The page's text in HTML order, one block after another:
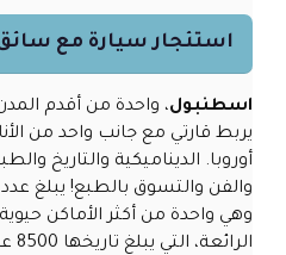
استئجار سيارة مع
اسطنبول، واحدة من أقدم
يربط قارتي مع جانب واحد من
أوروبا. الديناميكية والتاريخ
وهي واحدة من أكثر الأماكن